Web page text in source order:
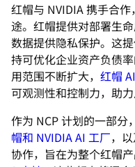
红帽与 NVIDIA 携手合
途。红帽提供对部署生
数据提供隐私保护。这
持可优化企业资产负债
用范围不断扩大， 红帽 AI
可观测性和控制力，助
作为 NCP 计划的一部分
帽和 NVIDIA AI 工厂，
协作，旨在为整个红帽